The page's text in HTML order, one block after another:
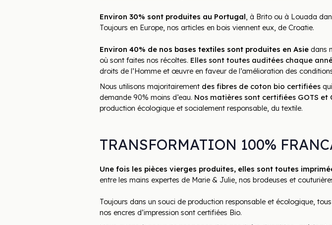
Environ 30% sont produites au Portugal , à Brito ou à Louada
Toujours en Europe, nos articles en bois viennent eux, de Croatie.
Environ 40% de nos bases textiles sont produites en Asie dans
où sont faites nos récoltes. Elles sont toutes auditées chaque
droits de l’Homme et œuvre en faveur de l’amélioration des
Nous utilisons majoritairement des fibres de coton bio certifiées
demande 90% moins d’eau. Nos matières sont certifiées GOTS et
production écologique et socialement responsable, du textile.
TRANSFORMATION 100%
Une fois les pièces vierges produites, elles sont toutes
entre les mains expertes de Marie & Julie, nos brodeuses et
Toujours dans un souci de production responsable et écologique,
nos encres d’impression sont certifiées Bio.